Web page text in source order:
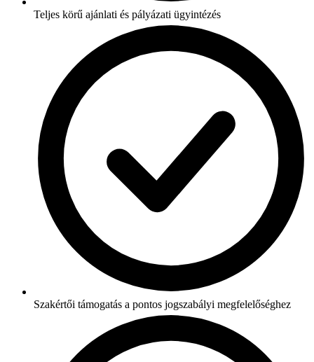
Teljes körű ajánlati és pályázati ügyintézés
Szakértői támogatás a pontos jogszabályi megfelelőséghez